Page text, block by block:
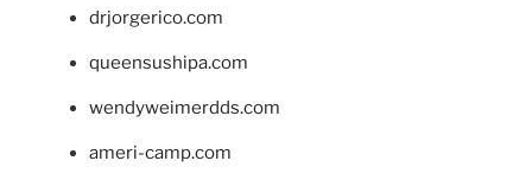
drjorgerico.com
queensushipa.com
wendyweimerdds.com
ameri-camp.com